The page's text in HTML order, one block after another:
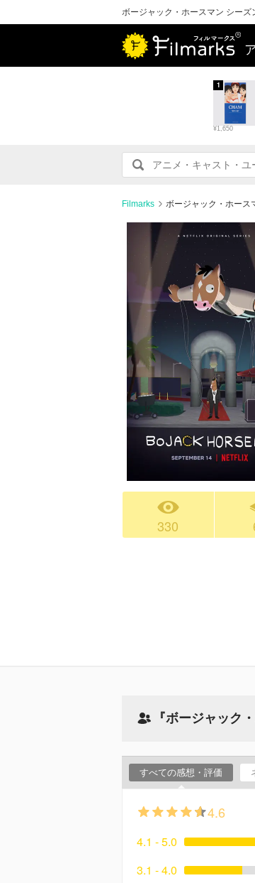
ボージャック・ホースマン シー
¥1,650
1
Filmarks ボージャック・ホース
330
『ボージャック
すべての感想・評価
4.6
4.1 - 5.0
3.1 - 4.0